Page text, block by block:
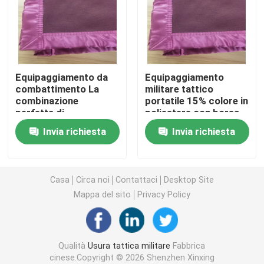
Casco balistico tattico
Piatti balistici militari
Attrezzatura a prova di proiettile
Zaino tattico militare
Ingranaggio all'aperto tattico
Stivali tattici di combattimento
Maglia tattica di combattimento
Equipaggiamento da
combattimento La
combinazione
perfetta di
combattimento e
portabilitàInvia richiesta
Equipaggiamento
militare tattico
portatile 15% colore in
poliestere con borsa
da trasporto e
portatileInvia richiesta
Casa Circa noi Contattaci
Desktop Site
Mappa del sito
Privacy Policy
QualitàUsura tattica militare Fabbrica
cinese.Copyright © 2026 Shenzhen Xinxing